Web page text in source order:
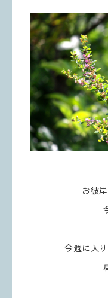
お彼
今週に入